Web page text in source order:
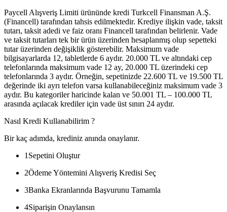
Paycell Alışveriş Limiti ürününde kredi Turkcell Finansman A.Ş.
(Financell) tarafından tahsis edilmektedir. Krediye ilişkin vade, taksit
tutarı, taksit adedi ve faiz oranı Financell tarafından belirlenir. Vade
ve taksit tutarları tek bir ürün üzerinden hesaplanmış olup sepetteki
tutar üzerinden değişiklik gösterebilir. Maksimum vade
bilgisayarlarda 12, tabletlerde 6 aydır. 20.000 TL ve altındaki cep
telefonlarında maksimum vade 12 ay, 20.000 TL üzerindeki cep
telefonlarında 3 aydır. Örneğin, sepetinizde 22.600 TL ve 19.500 TL
değerinde iki ayrı telefon varsa kullanabileceğiniz maksimum vade 3
aydır. Bu kategoriler haricinde kalan ve 50.001 TL – 100.000 TL
arasında açılacak krediler için vade üst sınırı 24 aydır.
Nasıl Kredi Kullanabilirim ?
Bir kaç adımda, krediniz anında onaylanır.
1 Sepetini Oluştur
2Ödeme Yöntemini Alışveriş Kredisi Seç
3Banka Ekranlarında Başvurunu Tamamla
4Siparişin Onaylansın